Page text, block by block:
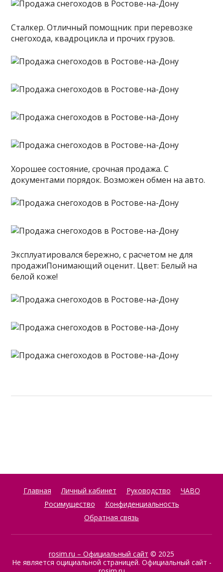
Сталкер. Отличный помощник при перевозке
снегохода, квадроцикла и прочих грузов.
Хорошее состояние, срочная продажа. С
документами порядок. Возможен обмен на авто.
Эксплуатировался бережно, с расчетом не для
продажиПонимающий оценит. Цвет: Белый на
белой коже!
Главная Личный кабинет Руководство
ЧАВО
Росимущество
Конфиденциальность
Обратная связь
rosim.ru – Официальный сайт © 2025
Не является оцициальной страницей. Официальный сайт -